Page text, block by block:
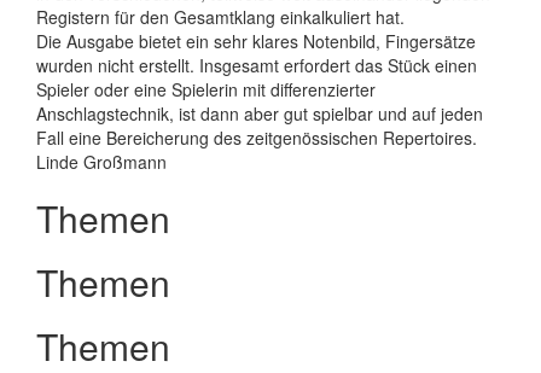
Registern für den Gesamtklang einkalkuliert hat.
Die Ausgabe bietet ein sehr klares Notenbild, Fingersätze
wurden nicht erstellt. Insgesamt erfordert das Stück einen
Spieler oder eine Spielerin mit differenzierter
Anschlagstechnik, ist dann aber gut spielbar und auf jeden
Fall eine Bereicherung des zeitgenössischen Repertoires.
Linde Großmann
Themen
Themen
Themen